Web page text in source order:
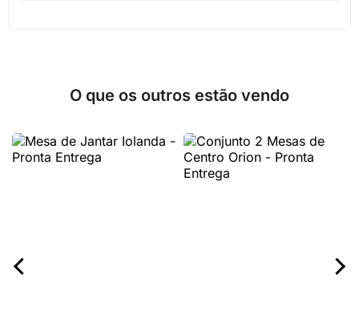
O que os outros estão vendo